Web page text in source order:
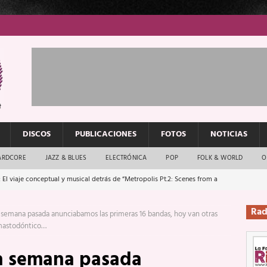
DISCOS PUBLICACIONES FOTOS NOTICIAS
JAZZ & BLUES ELECTRÓNICA POP FOLK & WORLD
El viaje conceptual y musical detrás de “Metropolis Pt.2: Scenes from a
El rock urbano sigue en buenas manos
ENTREVISTAS
y arte que forjaron un mito
REPORTAJES
pasada anunciabamos las primeras 16 bandas, hoy van otras
pasada